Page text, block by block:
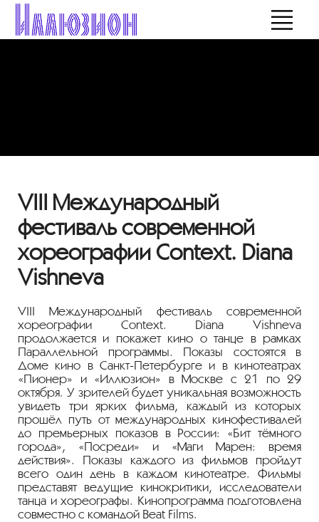
VIII Международный
фестиваль современной
хореографии Context. Diana
Vishneva
VIII Международный фестиваль современной
хореографии Context. Diana Vishneva
продолжается и покажет кино о танце в рамках
Параллельной программы. Показы состоятся в
Доме кино в Санкт-Петербурге и в кинотеатрах
«Пионер» и «Иллюзион» в Москве с 21 по 29
октября. У зрителей будет уникальная возможность
увидеть три ярких фильма, каждый из которых
прошёл путь от международных кинофестивалей
до премьерных показов в России: «Бит тёмного
города», «Посреди» и «Маги Марен: время
действия». Показы каждого из фильмов пройдут
всего один день в каждом кинотеатре. Фильмы
представят ведущие кинокритики, исследователи
танца и хореографы. Кинопрограмма подготовлена
совместно с командой Beat Films.